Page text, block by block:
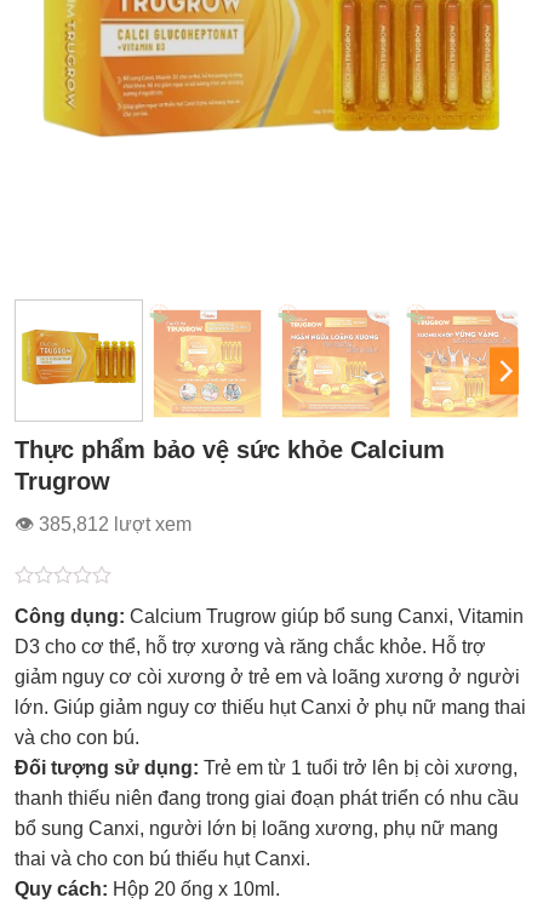
Thực phẩm bảo vệ sức khỏe Calcium
Trugrow
👁 385,812 lượt xem
Được
xếp
hạng
0.0
5
sao
Công dụng: Calcium Trugrow giúp bổ sung Canxi, Vitamin
D3 cho cơ thể, hỗ trợ xương và răng chắc khỏe. Hỗ trợ
giảm nguy cơ còi xương ở trẻ em và loãng xương ở người
lớn. Giúp giảm nguy cơ thiếu hụt Canxi ở phụ nữ mang thai
và cho con bú.
Đối tượng sử dụng: Trẻ em từ 1 tuổi trở lên bị còi xương,
thanh thiếu niên đang trong giai đoạn phát triển có nhu cầu
bổ sung Canxi, người lớn bị loãng xương, phụ nữ mang
thai và cho con bú thiếu hụt Canxi.
Quy cách: Hộp 20 ống x 10ml.